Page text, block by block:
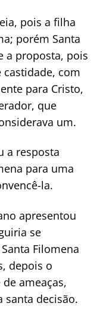
pois a filha
porém Santa
a proposta, pois
com
para Cristo,
que
um.
a resposta
para uma
la.
apresentou
se
Filomena
depois o
ameaças,
santa decisão.